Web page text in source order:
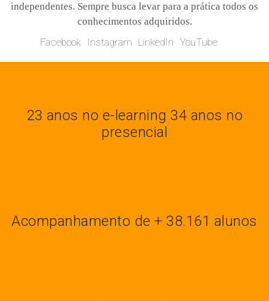
independentes. Sempre busca levar para a prática todos os
conhecimentos adquiridos.
Facebook Instagram LinkedIn YouTube
23 anos no e-learning 34 anos no
presencial
Acompanhamento de + 38.161 alunos